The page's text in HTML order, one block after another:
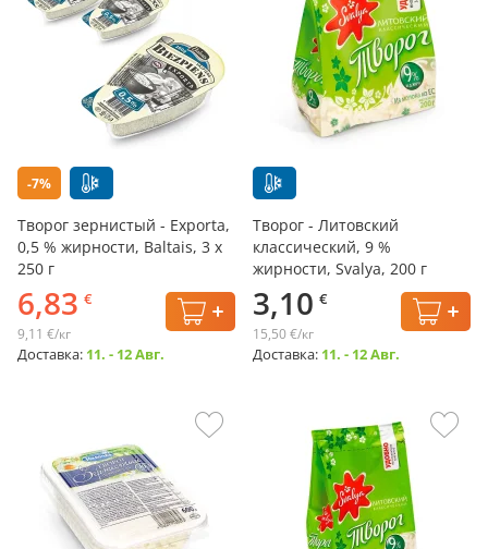
-7%
Творог зернистый - Exporta,
0,5 % жирности, Baltais, 3 х
250 г
6,83 €
9,11 €/кг
Доставка: 11. - 12 Авг.
Творог - Литовский
классический, 9 %
жирности, Svalya, 200 г
3,10 €
15,50 €/кг
Доставка: 11. - 12 Авг.